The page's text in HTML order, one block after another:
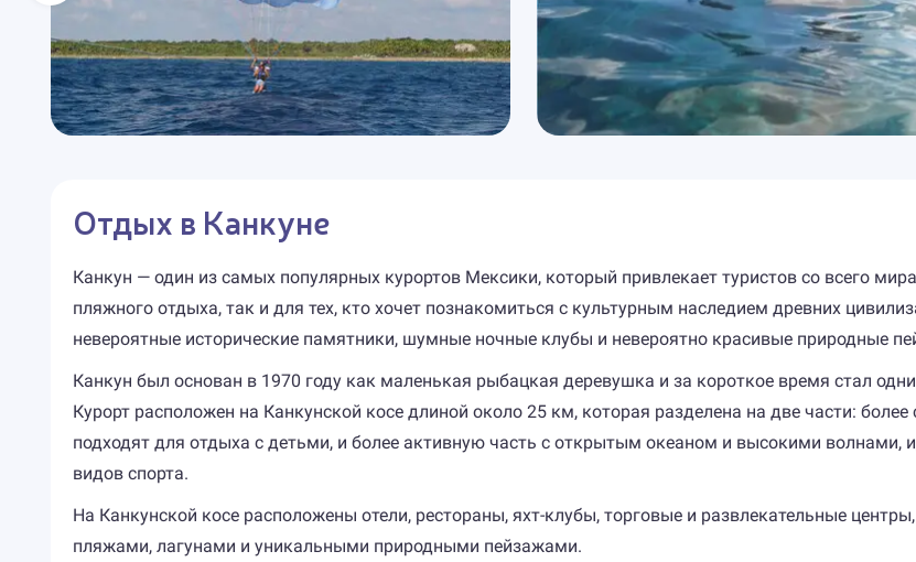
Отдых в Канкуне
Канкун — один из самых популярных курортов Мексики, который привлекает туристов со всего
пляжного отдыха, так и для тех, кто хочет познакомиться с культурным наследием древних
невероятные исторические памятники, шумные ночные клубы и невероятно красивые природные
Канкун был основан в 1970 году как маленькая рыбацкая деревушка и за короткое время стал
Курорт расположен на Канкунской косе длиной около 25 км, которая разделена на две части:
подходят для отдыха с детьми, и более активную часть с открытым океаном и высокими волнами,
видов спорта.
На Канкунской косе расположены отели, рестораны, яхт-клубы, торговые и развлекательные
пляжами, лагунами и уникальными природными пейзажами.